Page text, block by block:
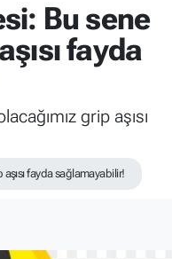
Bu sene
fayda
grip aşısı
fayda sağlamayabilir!
Fikstür